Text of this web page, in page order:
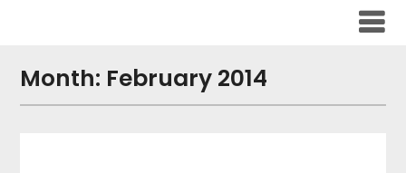
Month: February 2014